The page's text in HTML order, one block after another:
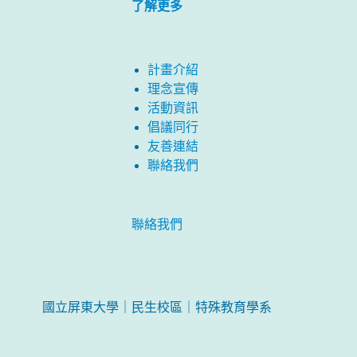
了解更多
計畫介紹
理念宣傳
活動資訊
倡議同行
友善連結
聯絡我們
聯絡我們
國立屏東大學｜民生校區｜特殊教育學系